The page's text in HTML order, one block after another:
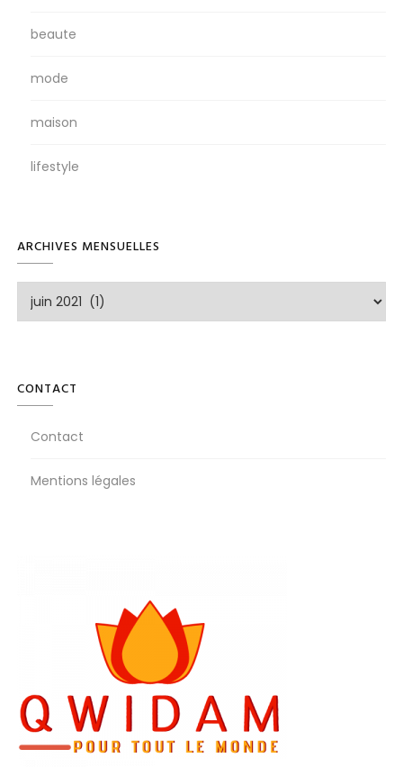
beaute
mode
maison
lifestyle
ARCHIVES MENSUELLES
mensuelles
CONTACT
Contact
Mentions légales